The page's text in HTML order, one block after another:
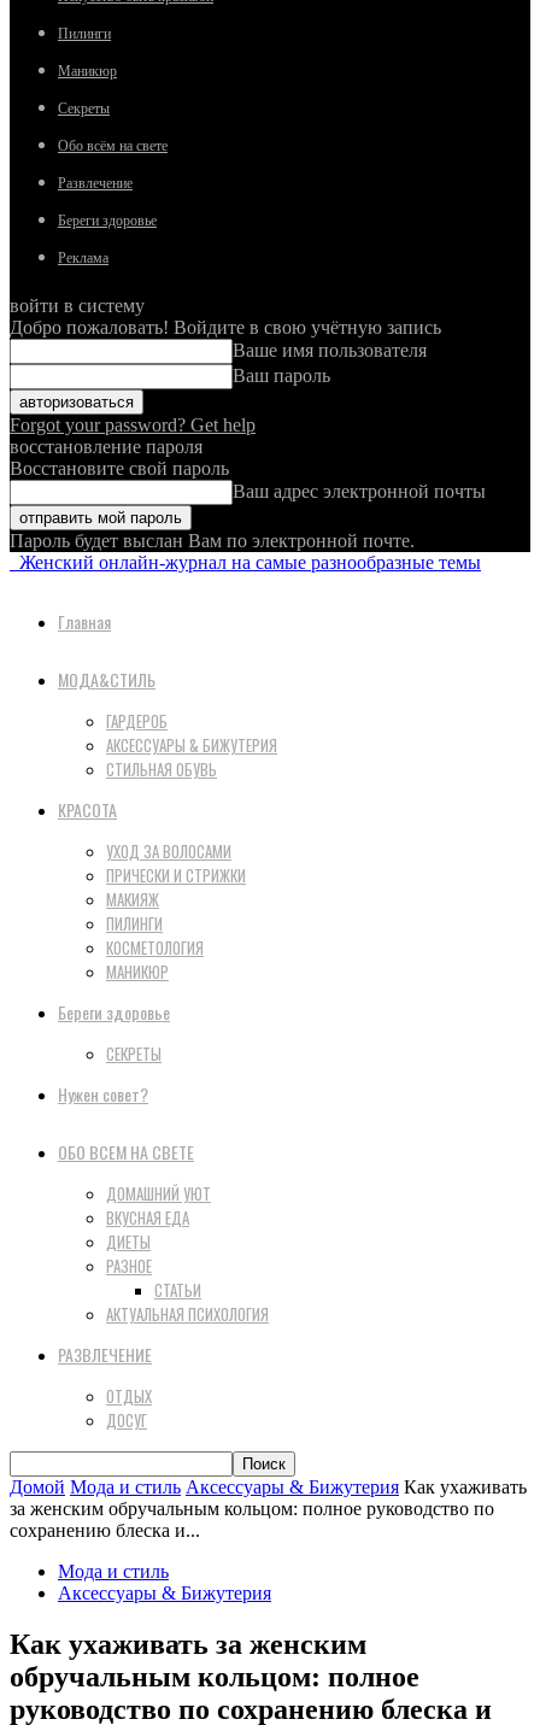
Пилинги
Маникюр
Секреты
Обо всём на свете
Развлечение
Береги здоровье
Реклама
войти в систему
Добро пожаловать! Войдите в свою учётную запись
Ваше имя пользователя
Ваш пароль
Forgot your password? Get help
восстановление пароля
Восстановите свой пароль
Ваш адрес электронной почты
Пароль будет выслан Вам по электронной почте.
Женский онлайн-журнал на самые разнообразные темы
Главная
МОДА&СТИЛЬ
ГАРДЕРОБ
АКСЕССУАРЫ & БИЖУТЕРИЯ
СТИЛЬНАЯ ОБУВЬ
КРАСОТА
УХОД ЗА ВОЛОСАМИ
ПРИЧЕСКИ И СТРИЖКИ
МАКИЯЖ
ПИЛИНГИ
КОСМЕТОЛОГИЯ
МАНИКЮР
Береги здоровье
СЕКРЕТЫ
Нужен совет?
ОБО ВСЕМ НА СВЕТЕ
ДОМАШНИЙ УЮТ
ВКУСНАЯ ЕДА
ДИЕТЫ
РАЗНОЕ
СТАТЬИ
АКТУАЛЬНАЯ ПСИХОЛОГИЯ
РАЗВЛЕЧЕНИЕ
ОТДЫХ
ДОСУГ
Домой Мода и стиль Аксессуары & Бижутерия Как ухаживать
за женским обручальным кольцом: полное руководство по
сохранению блеска и...
Мода и стиль
Аксессуары & Бижутерия
Как ухаживать за женским
обручальным кольцом: полное
руководство по сохранению блеска и